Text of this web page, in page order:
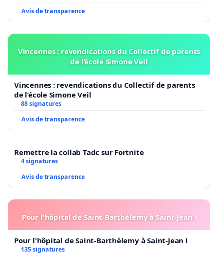
Avis de transparence
Vincennes : revendications du Collectif de parents
de l’école Simone Veil
Vincennes : revendications du Collectif de parents
de l’école Simone Veil
88 signatures
Avis de transparence
Remettre la collab Tadc sur Fortnite
4 signatures
Avis de transparence
Pour l'hôpital de Saint-Barthélemy à Saint-Jean !
Pour l'hôpital de Saint-Barthélemy à Saint-Jean !
135 signatures